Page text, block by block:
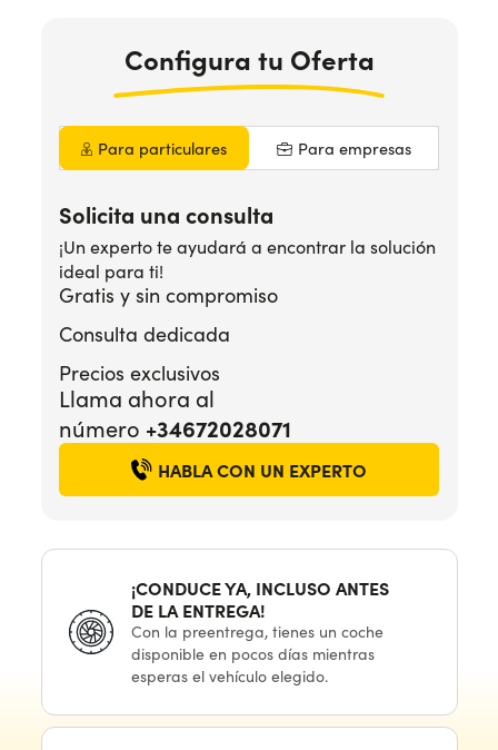
¿Necesitas ayuda? +34672028071
Configura tu Oferta
Para particulares Para empresas
Solicita una consulta
¡Un experto te ayudará a encontrar la solución
ideal para ti!
Gratis y sin compromiso
Consulta dedicada
Precios exclusivos
Llama ahora al
número +34672028071
HABLA CON UN EXPERTO
¡CONDUCE YA, INCLUSO ANTES
DE LA ENTREGA!
Con la preentrega,tienes un coche
disponible en pocosdías mientras
esperas el vehículoelegido.